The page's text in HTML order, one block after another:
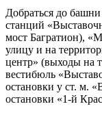
Добраться до
станций
мост Багратион),
улицу и на
центр» (выходы на
вестибюль
остановки у ст. м.
остановки «1-й